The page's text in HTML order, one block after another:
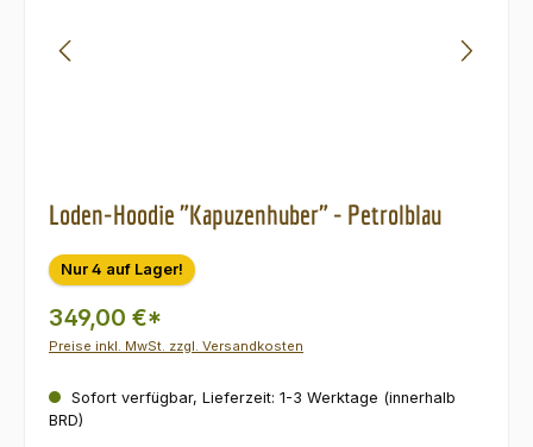
Loden-Hoodie "Kapuzenhuber" - Petrolblau
Nur 4 auf Lager!
349,00 €*
Preise inkl. MwSt. zzgl. Versandkosten
Sofort verfügbar, Lieferzeit: 1-3 Werktage (innerhalb
BRD)